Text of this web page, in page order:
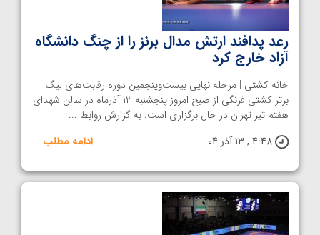
رعد پدافند ارتش مدال برنز را از چنگ دانشگاه
آزاد خارج کرد
خانه کشتی | مرحله نهایی بیست‌وپنجمین دوره رقابت‌های لیگ
برتر کشتی فرنگی از صبح امروز پنجشنبه ۱۳ آذرماه در سالن شهدای
هفتم تیر تهران در حال برگزاری است. به گزارش روابط ...
4:48 , 13 آذر 04
ادامه مطلب